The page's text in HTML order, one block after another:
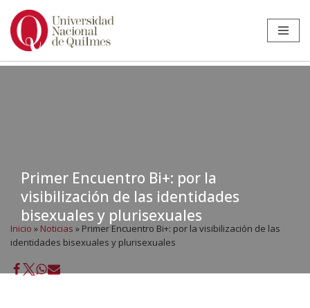
Ir
Primer Encuentro Bi+: por la
visibilización de las identidades
bisexuales y plurisexuales
Inicio » Noticias » Primer Encuentro Bi+: por la visibilización de las
identidades bisexuales y plurisexuales